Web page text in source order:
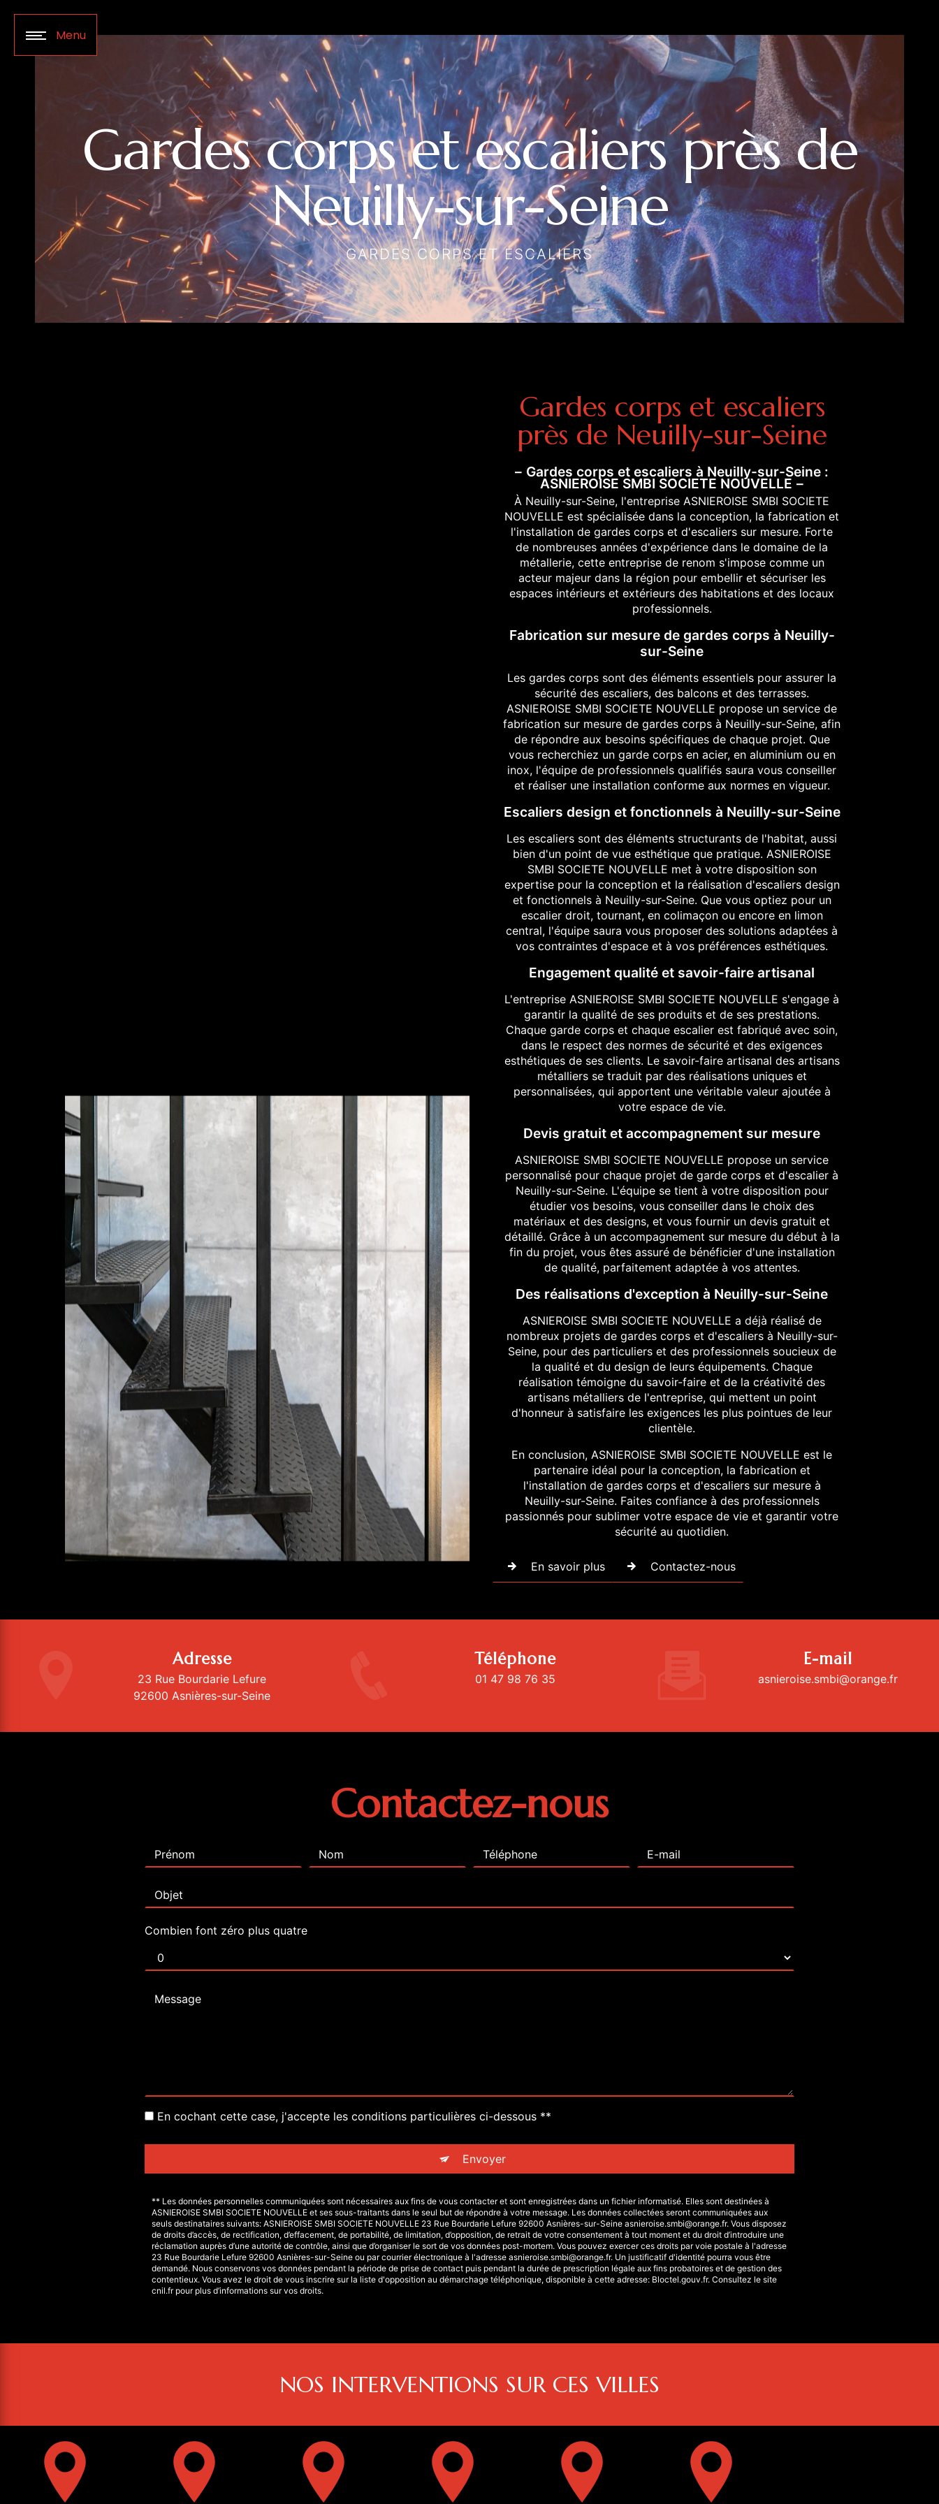
Menu
Gardes corps et escaliers près de
Neuilly-sur-Seine
GARDES CORPS ET ESCALIERS
Gardes corps et escaliers
près de Neuilly-sur-Seine
Gardes corps et escaliers à Neuilly-sur-Seine :
ASNIEROISE SMBI SOCIETE NOUVELLE
À Neuilly-sur-Seine, l'entreprise ASNIEROISE SMBI SOCIETE
NOUVELLE est spécialisée dans la conception, la fabrication et
l'installation de gardes corps et d'escaliers sur mesure. Forte
de nombreuses années d'expérience dans le domaine de la
métallerie, cette entreprise de renom s'impose comme un
acteur majeur dans la région pour embellir et sécuriser les
espaces intérieurs et extérieurs des habitations et des locaux
professionnels.
Fabrication sur mesure de gardes corps à Neuilly-
sur-Seine
Les gardes corps sont des éléments essentiels pour assurer la
sécurité des escaliers, des balcons et des terrasses.
ASNIEROISE SMBI SOCIETE NOUVELLE propose un service de
fabrication sur mesure de gardes corps à Neuilly-sur-Seine, afin
de répondre aux besoins spécifiques de chaque projet. Que
vous recherchiez un garde corps en acier, en aluminium ou en
inox, l'équipe de professionnels qualifiés saura vous conseiller
et réaliser une installation conforme aux normes en vigueur.
Escaliers design et fonctionnels à Neuilly-sur-Seine
Les escaliers sont des éléments structurants de l'habitat, aussi
bien d'un point de vue esthétique que pratique. ASNIEROISE
SMBI SOCIETE NOUVELLE met à votre disposition son
expertise pour la conception et la réalisation d'escaliers design
et fonctionnels à Neuilly-sur-Seine. Que vous optiez pour un
escalier droit, tournant, en colimaçon ou encore en limon
central, l'équipe saura vous proposer des solutions adaptées à
vos contraintes d'espace et à vos préférences esthétiques.
Engagement qualité et savoir-faire artisanal
L'entreprise ASNIEROISE SMBI SOCIETE NOUVELLE s'engage à
garantir la qualité de ses produits et de ses prestations.
Chaque garde corps et chaque escalier est fabriqué avec soin,
dans le respect des normes de sécurité et des exigences
esthétiques de ses clients. Le savoir-faire artisanal des artisans
métalliers se traduit par des réalisations uniques et
personnalisées, qui apportent une véritable valeur ajoutée à
votre espace de vie.
Devis gratuit et accompagnement sur mesure
ASNIEROISE SMBI SOCIETE NOUVELLE propose un service
personnalisé pour chaque projet de garde corps et d'escalier à
Neuilly-sur-Seine. L'équipe se tient à votre disposition pour
étudier vos besoins, vous conseiller dans le choix des
matériaux et des designs, et vous fournir un devis gratuit et
détaillé. Grâce à un accompagnement sur mesure du début à la
fin du projet, vous êtes assuré de bénéficier d'une installation
de qualité, parfaitement adaptée à vos attentes.
Des réalisations d'exception à Neuilly-sur-Seine
ASNIEROISE SMBI SOCIETE NOUVELLE a déjà réalisé de
nombreux projets de gardes corps et d'escaliers à Neuilly-sur-
Seine, pour des particuliers et des professionnels soucieux de
la qualité et du design de leurs équipements. Chaque
réalisation témoigne du savoir-faire et de la créativité des
artisans métalliers de l'entreprise, qui mettent un point
d'honneur à satisfaire les exigences les plus pointues de leur
clientèle.
En conclusion, ASNIEROISE SMBI SOCIETE NOUVELLE est le
partenaire idéal pour la conception, la fabrication et
l'installation de gardes corps et d'escaliers sur mesure à
Neuilly-sur-Seine. Faites confiance à des professionnels
passionnés pour sublimer votre espace de vie et garantir votre
sécurité au quotidien.
En savoir plus Contactez-nous
Adresse
23 Rue Bourdarie Lefure
92600 Asnières-sur-Seine
Téléphone
01 47 98 76 35
E-mail
asnieroise.smbi@orange.fr
Contactez-nous
Combien font zéro plus quatre
En cochant cette case, j'accepte les conditions particulières ci-dessous **
Envoyer
** Les données personnelles communiquées sont nécessaires aux fins de vous contacter et sont enregistrées dans un fichier informatisé. Elles sont destinées à
ASNIEROISE SMBI SOCIETE NOUVELLE et ses sous-traitants dans le seul but de répondre à votre message. Les données collectées seront communiquées aux
seuls destinataires suivants: ASNIEROISE SMBI SOCIETE NOUVELLE 23 Rue Bourdarie Lefure 92600 Asnières-sur-Seine asnieroise.smbi@orange.fr. Vous disposez
de droits d’accès, de rectification, d’effacement, de portabilité, de limitation, d’opposition, de retrait de votre consentement à tout moment et du droit d’introduire une
réclamation auprès d’une autorité de contrôle, ainsi que d’organiser le sort de vos données post-mortem. Vous pouvez exercer ces droits par voie postale à l'adresse
23 Rue Bourdarie Lefure 92600 Asnières-sur-Seine ou par courrier électronique à l'adresse asnieroise.smbi@orange.fr. Un justificatif d'identité pourra vous être
demandé. Nous conservons vos données pendant la période de prise de contact puis pendant la durée de prescription légale aux fins probatoires et de gestion des
contentieux. Vous avez le droit de vous inscrire sur la liste d'opposition au démarchage téléphonique, disponible à cette adresse: Bloctel.gouv.fr. Consultez le site
cnil.fr pour plus d’informations sur vos droits.
NOS INTERVENTIONS SUR CES VILLES